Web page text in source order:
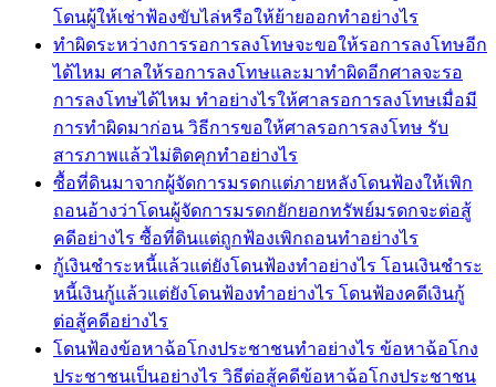
โดนผู้ให้เช่าฟ้องขับไล่หรือให้ย้ายออกทำอย่างไร
ทำผิดระหว่างการรอการลงโทษจะขอให้รอการลงโทษอีก
ได้ไหม ศาลให้รอการลงโทษและมาทำผิดอีกศาลจะรอ
การลงโทษได้ไหม ทำอย่างไรให้ศาลรอการลงโทษเมื่อมี
การทำผิดมาก่อน วิธีการขอให้ศาลรอการลงโทษ รับ
สารภาพแล้วไม่ติดคุกทำอย่างไร
ซื้อที่ดินมาจากผู้จัดการมรดกแต่ภายหลังโดนฟ้องให้เพิก
ถอนอ้างว่าโดนผู้จัดการมรดกยักยอกทรัพย์มรดกจะต่อสู้
คดีอย่างไร ซื้อที่ดินแต่ถูกฟ้องเพิกถอนทำอย่างไร
กู้เงินชำระหนี้แล้วแต่ยังโดนฟ้องทำอย่างไร โอนเงินชำระ
หนี้เงินกู้แล้วแต่ยังโดนฟ้องทำอย่างไร โดนฟ้องคดีเงินกู้
ต่อสู้คดีอย่างไร
โดนฟ้องข้อหาฉ้อโกงประชาชนทำอย่างไร ข้อหาฉ้อโกง
ประชาชนเป็นอย่างไร วิธีต่อสู้คดีข้อหาฉ้อโกงประชาชน